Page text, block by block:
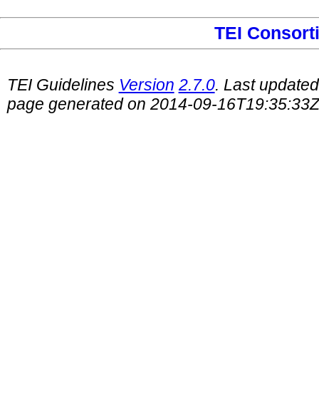
TEI
TEI Guidelines Version 2.7.0. Last
page generated on 2014-09-16T19:35:33Z